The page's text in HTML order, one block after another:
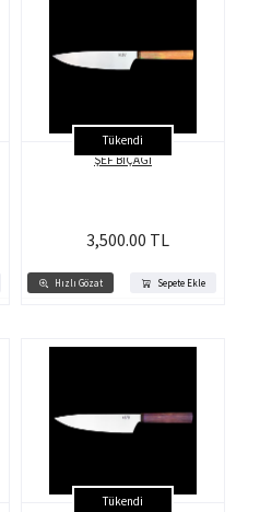
Tükendi
Hızlı Gözat Sepete Ekle
ŞEF BIÇAĞI
3,500.00 TL
Tükendi